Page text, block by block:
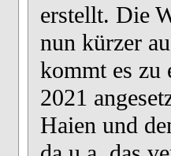
erstellt. Die
nun kürzer
kommt es zu
2021
Haien und